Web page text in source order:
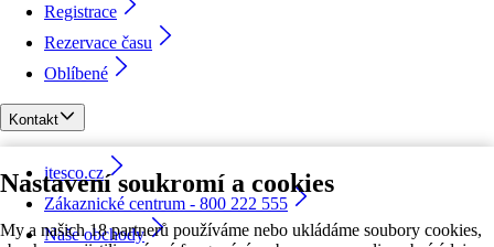
Nastavení soukromí a cookies
My a našich 18 partnerů používáme nebo ukládáme soubory cookies,
Registrace
Rezervace času
Oblíbené
Kontakt
itesco.cz
Zákaznické centrum - 800 222 555
Naše obchody